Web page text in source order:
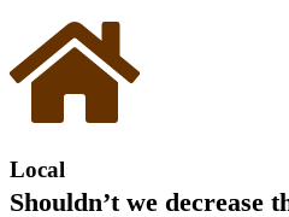
Local
Shouldn’t we decrease